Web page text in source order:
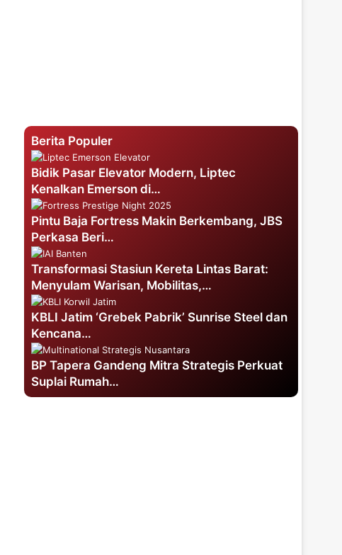
Berita Populer
Bidik Pasar Elevator Modern, Liptec
Kenalkan Emerson di…
Pintu Baja Fortress Makin Berkembang, JBS
Perkasa Beri…
Transformasi Stasiun Kereta Lintas Barat:
Menyulam Warisan, Mobilitas,…
KBLI Jatim ‘Grebek Pabrik’ Sunrise Steel dan
Kencana…
BP Tapera Gandeng Mitra Strategis Perkuat
Suplai Rumah…